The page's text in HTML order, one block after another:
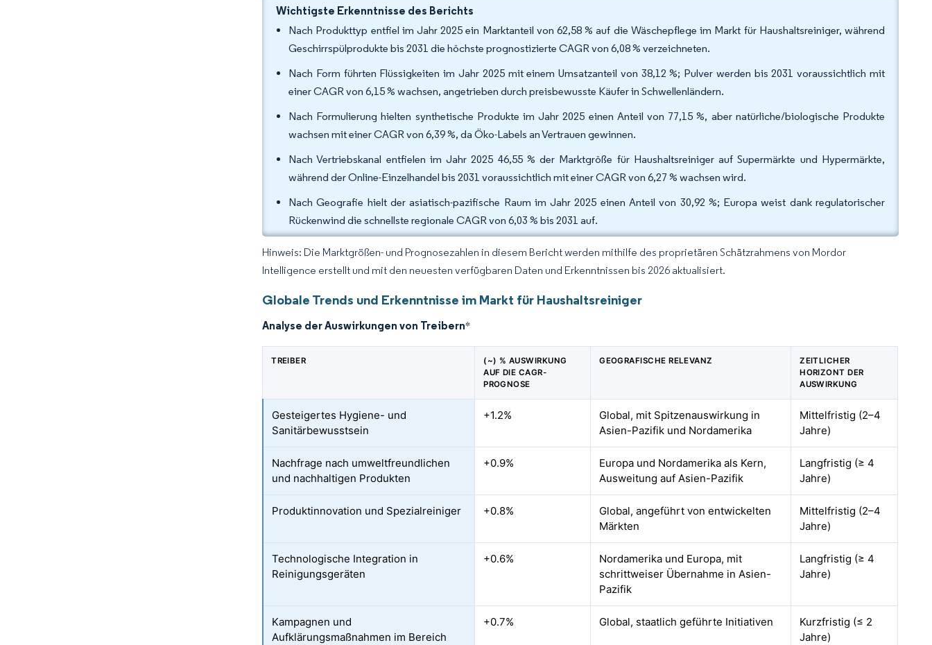
Wichtigste Erkenntnisse des Berichts
Nach Produkttyp entfiel im Jahr 2025 ein Marktanteil von 62,58 % auf die Wäschepflege im Markt für Haushaltsreiniger, während
Geschirrspülprodukte bis 2031 die höchste prognostizierte CAGR von 6,08 % verzeichneten.
Nach Form führten Flüssigkeiten im Jahr 2025 mit einem Umsatzanteil von 38,12 %; Pulver werden bis 2031 voraussichtlich mit
einer CAGR von 6,15 % wachsen, angetrieben durch preisbewusste Käufer in Schwellenländern.
Nach Formulierung hielten synthetische Produkte im Jahr 2025 einen Anteil von 77,15 %, aber natürliche/biologische Produkte
wachsen mit einer CAGR von 6,39 %, da Öko-Labels an Vertrauen gewinnen.
Nach Vertriebskanal entfielen im Jahr 2025 46,55 % der Marktgröße für Haushaltsreiniger auf Supermärkte und Hypermärkte,
während der Online-Einzelhandel bis 2031 voraussichtlich mit einer CAGR von 6,27 % wachsen wird.
Nach Geografie hielt der asiatisch-pazifische Raum im Jahr 2025 einen Anteil von 30,92 %; Europa weist dank regulatorischer
Rückenwind die schnellste regionale CAGR von 6,03 % bis 2031 auf.
Hinweis: Die Marktgrößen- und Prognosezahlen in diesem Bericht werden mithilfe des proprietären Schätzrahmens von Mordor
Intelligence erstellt und mit den neuesten verfügbaren Daten und Erkenntnissen bis 2026 aktualisiert.
Globale Trends und Erkenntnisse im Markt für Haushaltsreiniger
Analyse der Auswirkungen von Treibern*
TREIBER
(~) % AUSWIRKUNG
AUF DIE CAGR-
PROGNOSE
GEOGRAFISCHE RELEVANZ
ZEITLICHER
HORIZONT DER
AUSWIRKUNG
Gesteigertes Hygiene- und
Sanitärbewusstsein
+1.2%
Global, mit Spitzenauswirkung in
Asien-Pazifik und Nordamerika
Mittelfristig (2–4
Jahre)
Nachfrage nach umweltfreundlichen
und nachhaltigen Produkten
+0.9%
Europa und Nordamerika als Kern,
Ausweitung auf Asien-Pazifik
Langfristig (≥ 4
Jahre)
Produktinnovation und Spezialreiniger +0.8%
Global, angeführt von entwickelten
Märkten
Mittelfristig (2–4
Jahre)
Technologische Integration in
Reinigungsgeräten
+0.6%
Nordamerika und Europa, mit
schrittweiser Übernahme in Asien-
Pazifik
Langfristig (≥ 4
Jahre)
Kampagnen und
Aufklärungsmaßnahmen im Bereich
+0.7% Global, staatlich geführte Initiativen
Kurzfristig (≤ 2
Jahre)